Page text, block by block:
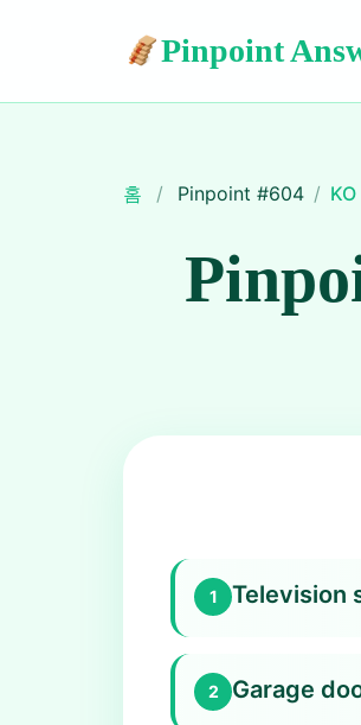
Pinpoint
홈 / Pinpoint #604 / KO
1 Television
2 Garage